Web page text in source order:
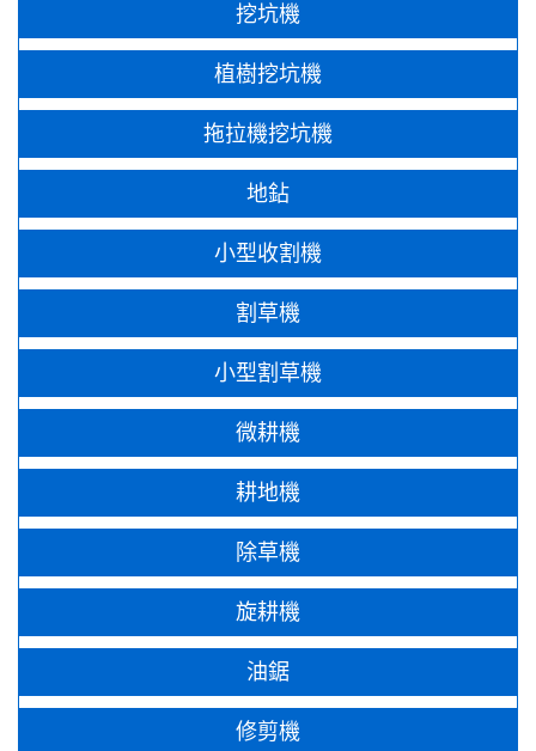
挖坑機
植樹挖坑機
拖拉機挖坑機
地鉆
小型收割機
割草機
小型割草機
微耕機
耕地機
除草機
旋耕機
油鋸
修剪機